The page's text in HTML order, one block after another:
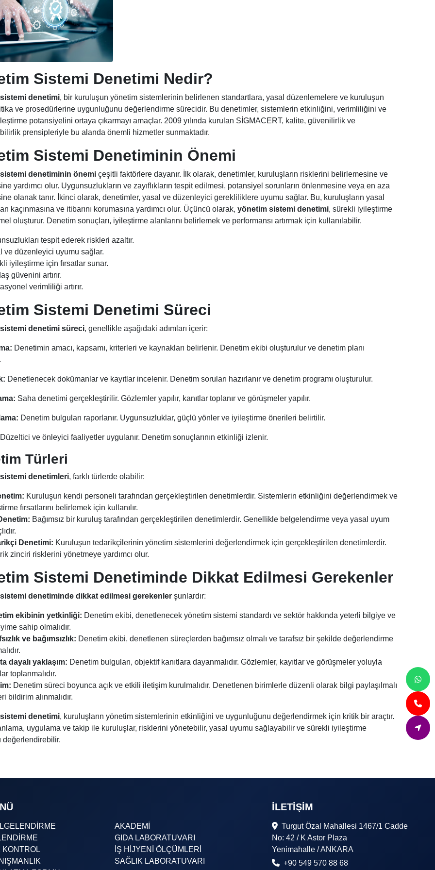
Sistemi Denetimi Nedir?
denetimi, bir kuruluşun yönetim sistemlerinin belirlenen standartlara, yasal düzenlemelere ve kuruluşun
ve prosedürlerine uygunluğunu değerlendirme sürecidir. Bu denetimler, sistemlerin etkinliğini, verimliliğini ve
potansiyelini ortaya çıkarmayı amaçlar. 2009 yılında kurulan SİGMACERT, kalite, güvenilirlik ve
prensipleriyle bu alanda önemli hizmetler sunmaktadır.
Sistemi Denetiminin Önemi
denetiminin önemiçeşitli faktörlere dayanır. İlk olarak, denetimler, kuruluşların risklerini belirlemesine ve
yardımcı olur. Uygunsuzlukların ve zayıflıkların tespit edilmesi, potansiyel sorunların önlenmesine veya en aza
olanak tanır. İkinci olarak, denetimler, yasal ve düzenleyici gerekliliklere uyumu sağlar. Bu, kuruluşların yasal
kaçınmasına ve itibarını korumasına yardımcı olur. Üçüncü olarak, yönetim sistemi denetimi, sürekli iyileştirme
oluşturur. Denetim sonuçları, iyileştirme alanlarını belirlemek ve performansı artırmak için kullanılabilir.
tespit ederek riskleri azaltır.
ve düzenleyici uyumu sağlar.
iyileştirme için fırsatlar sunar.
güvenini artırır.
verimliliği artırır.
Sistemi Denetimi Süreci
denetimi süreci, genellikle aşağıdaki adımları içerir:
Denetimin amacı, kapsamı, kriterleri ve kaynakları belirlenir. Denetim ekibi oluşturulur ve denetim planı
Denetlenecek dokümanlar ve kayıtlar incelenir. Denetim soruları hazırlanır ve denetim programı oluşturulur.
Saha denetimi gerçekleştirilir. Gözlemler yapılır, kanıtlar toplanır ve görüşmeler yapılır.
Denetim bulguları raporlanır. Uygunsuzluklar, güçlü yönler ve iyileştirme önerileri belirtilir.
ve önleyici faaliyetler uygulanır. Denetim sonuçlarının etkinliği izlenir.
Türleri
denetimleri, farklı türlerde olabilir:
Kuruluşun kendi personeli tarafından gerçekleştirilen denetimlerdir. Sistemlerin etkinliğini değerlendirmek ve
fırsatlarını belirlemek için kullanılır.
Bağımsız bir kuruluş tarafından gerçekleştirilen denetimlerdir. Genellikle belgelendirme veya yasal uyum
Denetimi: Kuruluşun tedarikçilerinin yönetim sistemlerini değerlendirmek için gerçekleştirilen denetimlerdir.
zinciri risklerini yönetmeye yardımcı olur.
Sistemi Denetiminde Dikkat Edilmesi Gerekenler
denetiminde dikkat edilmesi gerekenlerşunlardır:
ekibinin yetkinliği: Denetim ekibi, denetlenecek yönetim sistemi standardı ve sektör hakkında yeterli bilgiye ve
sahip olmalıdır.
ve bağımsızlık: Denetim ekibi, denetlenen süreçlerden bağımsız olmalı ve tarafsız bir şekilde değerlendirme
dayalı yaklaşım: Denetim bulguları, objektif kanıtlara dayanmalıdır. Gözlemler, kayıtlar ve görüşmeler yoluyla
toplanmalıdır.
Denetim süreci boyunca açık ve etkili iletişim kurulmalıdır. Denetlenen birimlerle düzenli olarak bilgi paylaşılmalı
bildirim alınmalıdır.
denetimi, kuruluşların yönetim sistemlerinin etkinliğini ve uygunluğunu değerlendirmek için kritik bir araçtır.
uygulama ve takip ile kuruluşlar, risklerini yönetebilir, yasal uyumu sağlayabilir ve sürekli iyileştirme
değerlendirebilir.
KONTROL
AKADEMİ
GIDA LABORATUVARI
İŞ HİJYENİ ÖLÇÜMLERİ
SAĞLIK LABORATUVARI
İLETIŞIM
Turgut Özal Mahallesi 1467/1 Cadde
No: 42 / K Astor Plaza
Yenimahalle / ANKARA
+90 549 570 88 68